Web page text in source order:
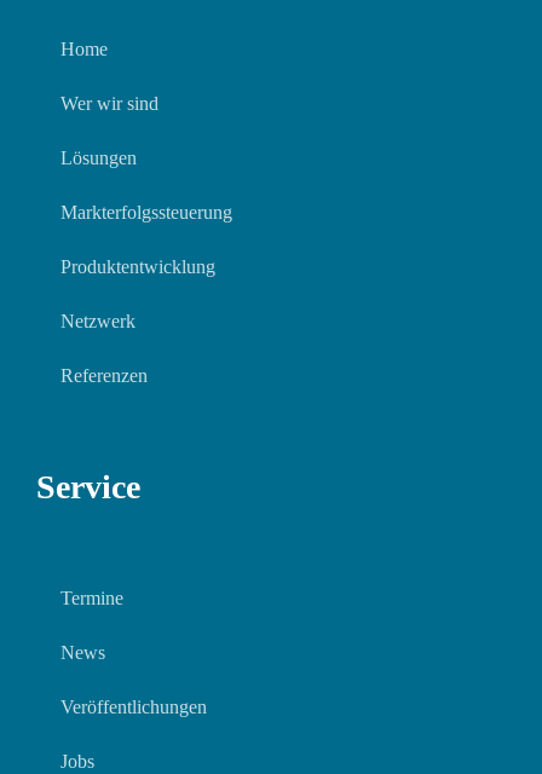
Home
Wer wir sind
Lösungen
Markterfolgssteuerung
Produktentwicklung
Netzwerk
Referenzen
Service
Termine
News
Veröffentlichungen
Jobs